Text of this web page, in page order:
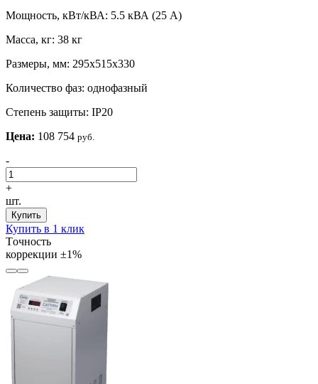
Мощность, кВт/кВА: 5.5 кВА (25 А)
Масса, кг: 38 кг
Размеры, мм: 295х515х330
Количество фаз: однофазный
Степень защиты: IP20
Цена: 108 754 руб.
-
+
шт.
Купить
Купить в 1 клик
Tочность
коррекции ±1%